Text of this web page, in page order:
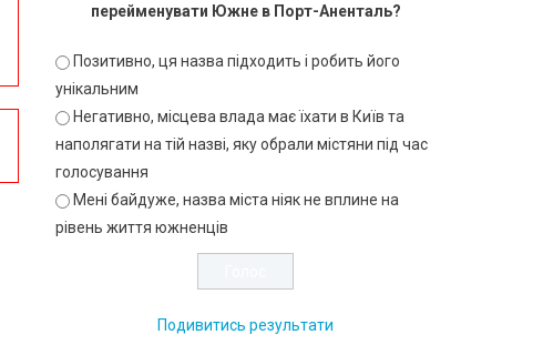
перейменувати Южне в Порт-Аненталь?
Позитивно, ця назва підходить і робить його
унікальним
Негативно, місцева влада має їхати в Київ та
наполягати на тій назві, яку обрали містяни під час
голосування
Мені байдуже, назва міста ніяк не вплине на
рівень життя южненців
Подивитись результати